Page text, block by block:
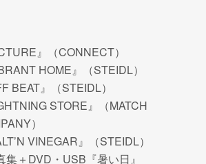
』（CONNECT）
HOME』（STEIDL）
BEAT』（STEIDL）
STORE』（MATCH
）
VINEGAR』（STEIDL）
＋DVD・USB『暑い日』